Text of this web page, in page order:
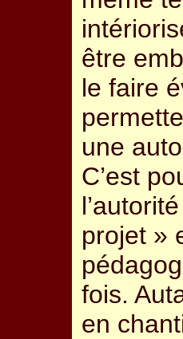
être
le faire
une
C’est
projet »
fois.
en